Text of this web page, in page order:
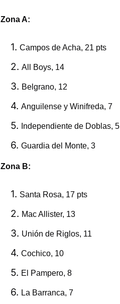
Zona A:
Campos de Acha, 21 pts
All Boys, 14
Belgrano, 12
Anguilense y Winifreda, 7
Independiente de Doblas, 5
Guardia del Monte, 3
Zona B:
Santa Rosa, 17 pts
Mac Allister, 13
Unión de Riglos, 11
Cochico, 10
El Pampero, 8
La Barranca, 7